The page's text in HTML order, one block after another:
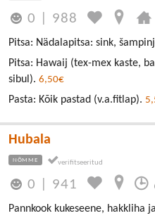
0 988
Pitsa: Nädalapitsa: sink,
Pitsa: Hawaij (tex-mex kaste,
sibul). 6,50€
Pasta: Kõik pastad (v.a.fitlap).
Hubala
NÕMME
0 941
Pannkook kukeseene, hakkliha